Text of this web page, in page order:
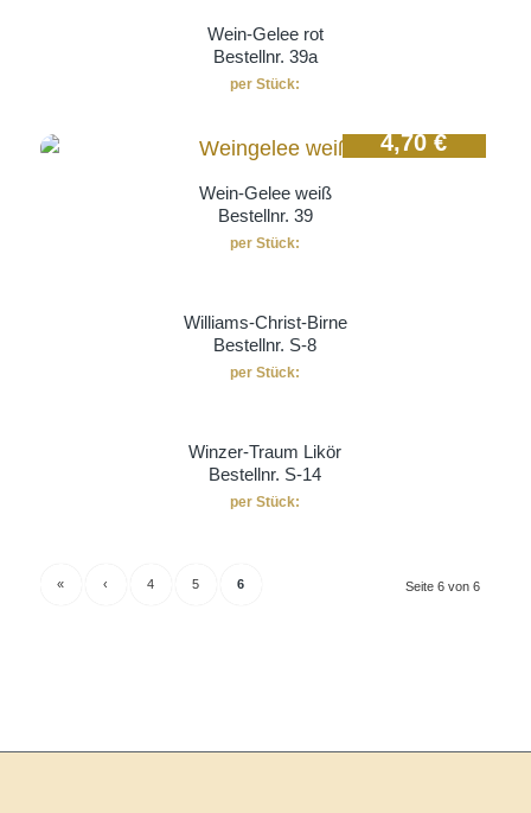
Wein-Gelee rot
Bestellnr. 39a
per Stück:
Wein-Gelee weiß
Bestellnr. 39
per Stück:
4,70€
Williams-Christ-Birne
Bestellnr. S-8
per Stück:
Winzer-Traum Likör
Bestellnr. S-14
per Stück:
Seite 6 von 6
« ‹ 4 5 6